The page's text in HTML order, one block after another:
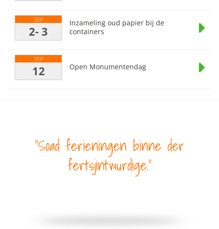
SEP
2- 3
Inzameling oud papier bij de
containers
SEP
12 Open Monumentendag
Soad ferieningen binne der
fertsjintwurdige.